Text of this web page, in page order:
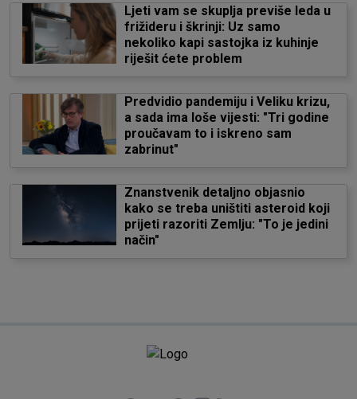
Ljeti vam se skuplja previše leda u
frižideru i škrinji: Uz samo
nekoliko kapi sastojka iz kuhinje
riješit ćete problem
Predvidio pandemiju i Veliku krizu,
a sada ima loše vijesti: "Tri godine
proučavam to i iskreno sam
zabrinut"
Znanstvenik detaljno objasnio
kako se treba uništiti asteroid koji
prijeti razoriti Zemlju: "To je jedini
način"